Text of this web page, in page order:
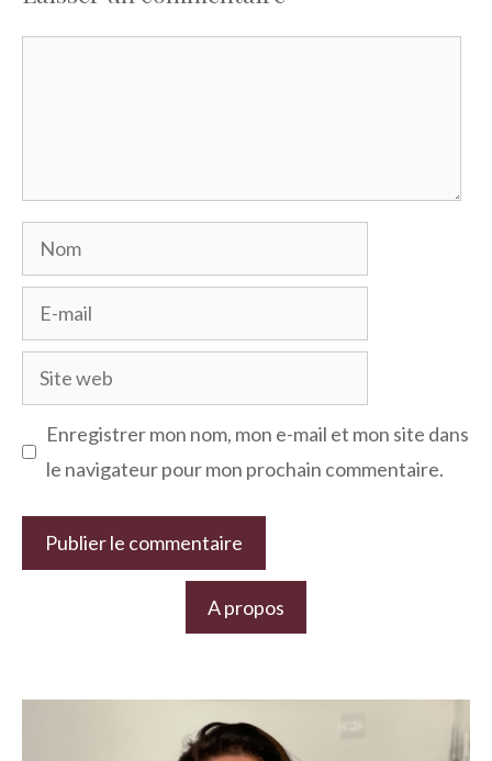
Nom
mail
Site
web
Enregistrer mon nom, mon e-mail et mon site dans
le navigateur pour mon prochain commentaire.
A propos